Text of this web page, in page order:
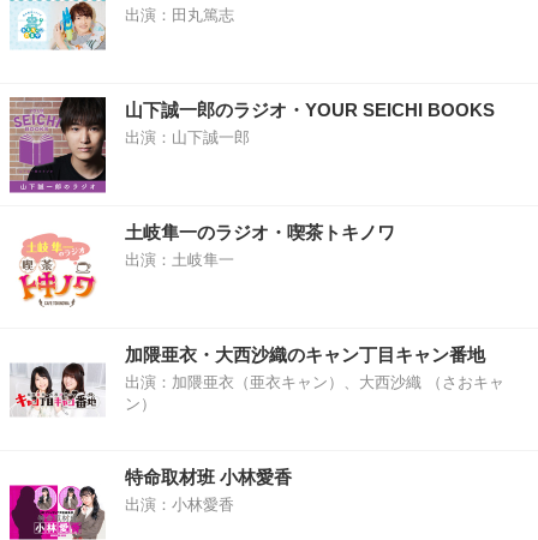
出演：田丸篤志
山下誠一郎のラジオ・YOUR SEICHI BOOKS
出演：山下誠一郎
土岐隼一のラジオ・喫茶トキノワ
出演：土岐隼一
加隈亜衣・大西沙織のキャン丁目キャン番地
出演：加隈亜衣（亜衣キャン）、大西沙織 （さおキャ
ン）
特命取材班 小林愛香
出演：小林愛香